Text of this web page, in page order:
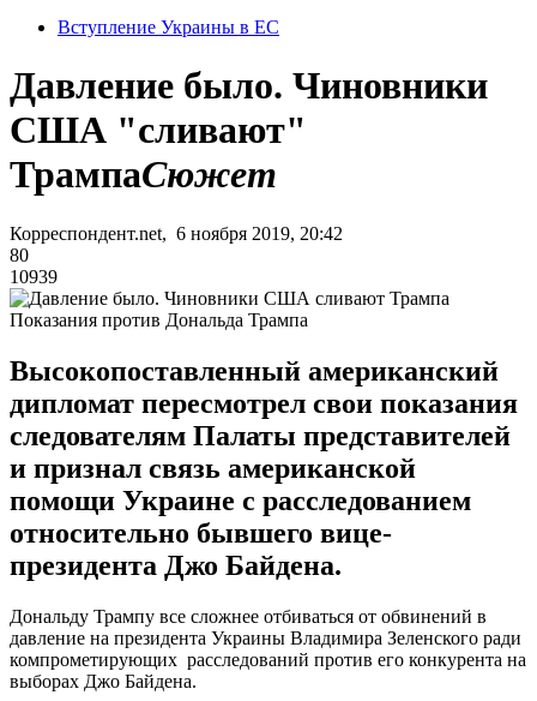
Вступление Украины в ЕС
Давление было. Чиновники
США "сливают"
ТрампаСюжет
Корреспондент.net, 6 ноября 2019, 20:42
80
10939
Показания против Дональда Трампа
Высокопоставленный американский
дипломат пересмотрел свои показания
следователям Палаты представителей
и признал связь американской
помощи Украине с расследованием
относительно бывшего вице-
президента Джо Байдена.
Дональду Трампу все сложнее отбиваться от обвинений в
давление на президента Украины Владимира Зеленского ради
компрометирующих расследований против его конкурента на
выборах Джо Байдена.